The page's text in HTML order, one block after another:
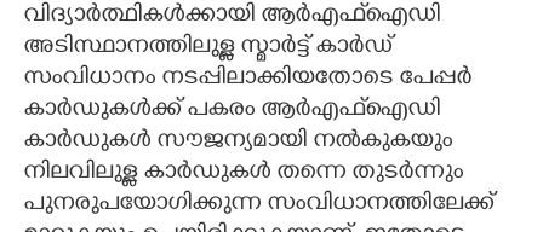
വിദ്യാർത്ഥികൾക്കായി ആർഎഫ്ഐഡി
അടിസ്ഥാനത്തിലുള്ള സ്മാർട്ട് കാർഡ്
സംവിധാനം നടപ്പിലാക്കിയതോടെ പേപ്പർ
കാർഡുകൾക്ക് പകരം ആർഎഫ്ഐഡി
കാർഡുകൾ സൗജന്യമായി നൽകുകയും
നിലവിലുള്ള കാർഡുകൾ തന്നെ തുടർന്നും
പുനരുപയോഗിക്കുന്ന സംവിധാനത്തിലേക്ക്